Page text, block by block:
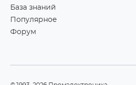
База знаний
Популярное
Форум